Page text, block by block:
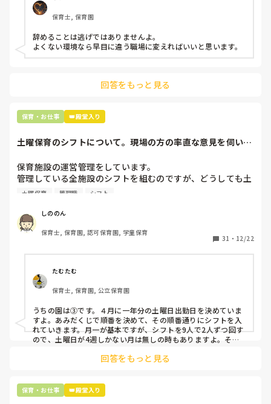
もう何も言わずに
子どもの言いなりになればいいんだね
などいう意見で…
上の先生に相談することは難しそうです。
最後の職場にしようと思っていましたが
辞めることは逃げ、と、過去辞めた人も何年も言われ続けて
います
保育士, 保育園
辞めることは逃げではありませんよ。
よくない環境なら早目に違う職場に変えればいいと思います。
回答をもっと見る
保育・お仕事 👑殿堂入り
土曜保育のシフトについて。現場の方の率直な意見を伺いた
保育施設の運営管理をしています。
管理している全施設のシフトを組むのですが、どうしても土
曜保育だけは入れる方が少なく、いつも苦労しています。
て入職しているはずですが、いざ勤務が始まると一日も土曜
出勤が出来ない方ばかりです。
①土曜日の希望休は2日まで、と制限をかける
②毎月、必ず土曜保育に入ることのできる日を1日だけピッ
クアップしてもらう
③仮シフトが出た時、土曜出勤が難しければ自身で代わりの
人を交渉して見つけてもらう
上記のいずれかの対策を取り入れることを考えています。
土曜保育 管理職 シフト
しののん
保育士, 保育園, 認可保育園, 学童保育
31 ・ 12/22
たむたむ
保育士, 保育園, 公立保育園
うちの園は③です。４月に一年分の土曜日出勤日を決めていま
すよ。あみだくじで順番を決めて、その順番通りにシフトを入
れていきます。月一が基本ですが、シフトを9人で2人ずつ回す
ので、土曜日が4週しかない月は無しの時もありますよ。その
て貰い、主任に報告してます。
回答をもっと見る
保育・お仕事 👑殿堂入り